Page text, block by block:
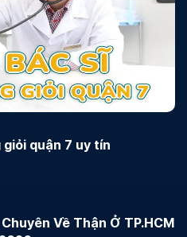
quận 7 uy tín
Về Thận Ở TP.HCM